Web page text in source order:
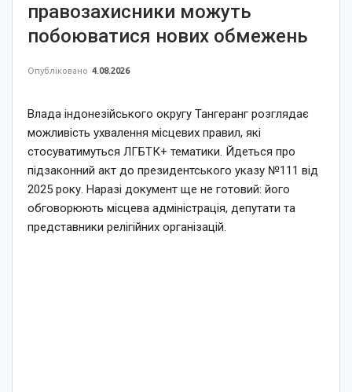
правозахисники можуть
побоюватися нових обмежень
Опубліковано 4.08.2026
Влада індонезійського округу Тангеранг розглядає
можливість ухвалення місцевих правил, які
стосуватимуться ЛГБТК+ тематики. Йдеться про
підзаконний акт до президентського указу №111 від
2025 року. Наразі документ ще не готовий: його
обговорюють місцева адміністрація, депутати та
представники релігійних організацій.